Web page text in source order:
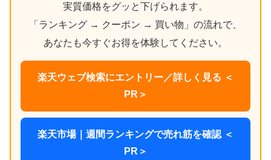
実質価格をグッと下げられます。
「ランキング → クーポン → 買い物」の流れで、
あなたも今すぐお得を体験してください。
楽天ウェブ検索にエントリー／詳しく見る ＜
PR＞
楽天市場｜週間ランキングで売れ筋を確認 ＜
PR＞